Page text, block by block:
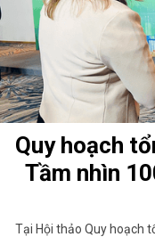
Quy hoạch
Tầm nhìn
Tại Hội thảo Quy hoạch